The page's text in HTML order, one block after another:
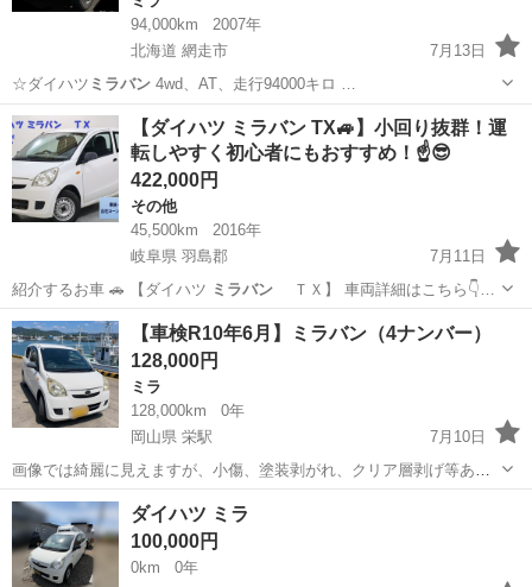
94,000km
2007年
北海道 網走市
7月13日
☆ダイハツ ミラバン4wd、AT、走行94000キロ …
北海道 網走市 ミラ
【ダイハツ ミラバン TX🚙】小回り抜群！運
転しやすく初心者にもおすすめ！☝️😎
422,000円
その他
45,500km
2016年
岐阜県 羽島郡
7月11日
紹介するお車 🚗 【ダイハツ ミラバン ＴＸ】 車両詳細はこちら👇…
岐阜 羽島郡 その他 車両
【車検R10年6月】ミラバン（4ナンバー）
128,000円
ミラ
128,000km
0年
岡山県 栄駅
7月10日
画像では綺麗に見えますが、小傷、塗装剥がれ、クリア層剥げ等あり
ます。 エアコン、エンジン共に快調です。 4ナンバーなので税金が安
くて助かります。 乗っている為走行距離は増えます。 7インチモニタ
ーMP5プレイヤー付属
岡山 倉敷市 栄駅
ダイハツ ミラ
100,000円
0km
0年